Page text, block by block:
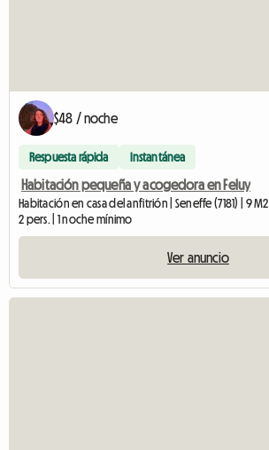
$48 / noche
Respuesta rápida Instantánea
Habitación pequeña y acogedora en Feluy
Habitación en casa del anfitrión | Seneffe (7181) | 9 M2
2 pers. | 1 noche mínimo
Ver anuncio